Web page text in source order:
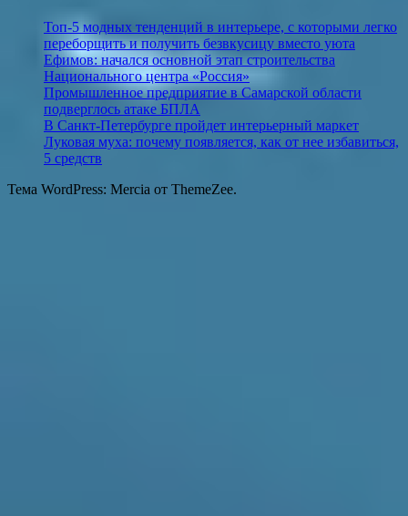
Топ-5 модных тенденций в интерьере, с которыми легко
переборщить и получить безвкусицу вместо уюта
Ефимов: начался основной этап строительства
Национального центра «Россия»
Промышленное предприятие в Самарской области
подверглось атаке БПЛА
В Санкт-Петербурге пройдет интерьерный маркет
Луковая муха: почему появляется, как от нее избавиться,
5 средств
Тема WordPress: Mercia от ThemeZee.